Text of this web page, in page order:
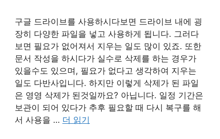
구글 드라이브를 사용하시다보면 드라이브 내에 굉
장히 다양한 파일을 넣고 사용하게 됩니다. 그러다
보면 필요가 없어져서 지우는 일도 많이 있죠. 또한
문서 작성을 하시다가 실수로 삭제를 하는 경우가
있을수도 있으며, 필요가 없다고 생각하여 지우는
일도 다반사입니다. 하지만 이렇게 삭제가 된 파일
은 영영 삭제가 된것일까요? 아닙니다. 일정 기간은
보관이 되어 있다가 추후 필요할 때 다시 복구를 해
서 사용을 … 더 읽기